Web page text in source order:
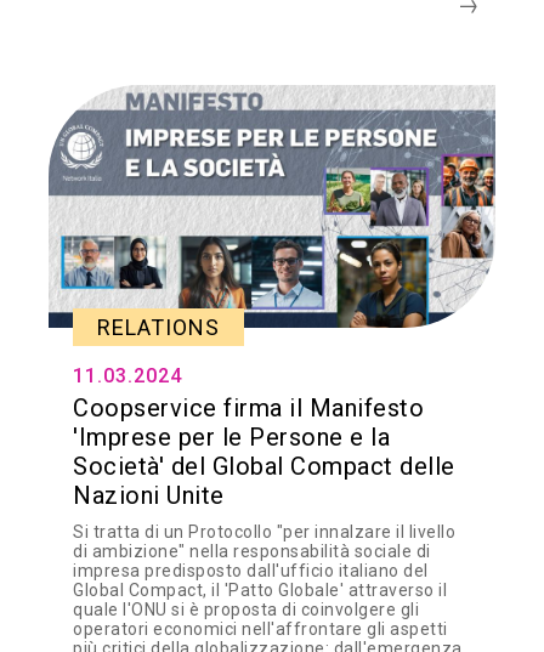
RELATIONS
11.03.2024
Coopservice firma il Manifesto
'Imprese per le Persone e la
Società' del Global Compact delle
Nazioni Unite
Si tratta di un Protocollo "per innalzare il livello
di ambizione" nella responsabilità sociale di
impresa predisposto dall'ufficio italiano del
Global Compact, il 'Patto Globale' attraverso il
quale l'ONU si è proposta di coinvolgere gli
operatori economici nell'affrontare gli aspetti